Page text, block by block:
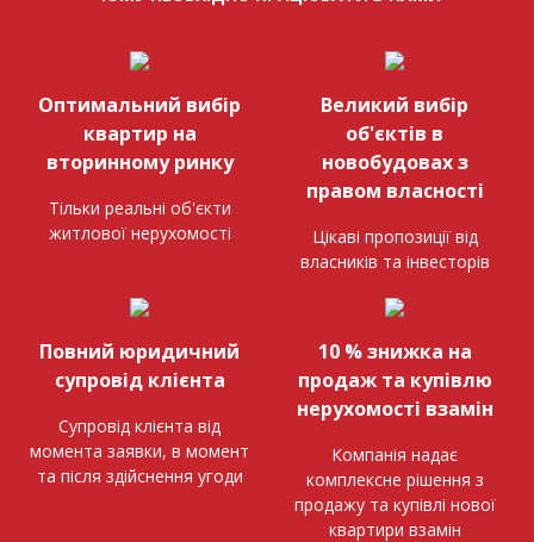
Оптимальний вибір
квартир на
вторинному ринку
Тільки реальні об'єкти
житлової нерухомості
Великий вибір
об'єктів в
новобудовах з
правом власності
Цікаві пропозиції від
власників та інвесторів
Повний юридичний
супровід клієнта
Супровід клієнта від
момента заявки, в момент
та після здійснення угоди
10 % знижка на
продаж та купівлю
нерухомості взамін
Компанія надає
комплексне рішення з
продажу та купівлі нової
квартири взамін